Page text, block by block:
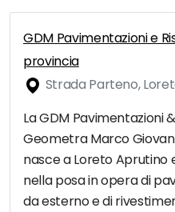
GDM Pavimentazioni e
provincia
Strada Parteno,
La GDM Pavimentazioni
Geometra Marco
nasce a Loreto Aprutino
nella posa in opera di
da esterno e di